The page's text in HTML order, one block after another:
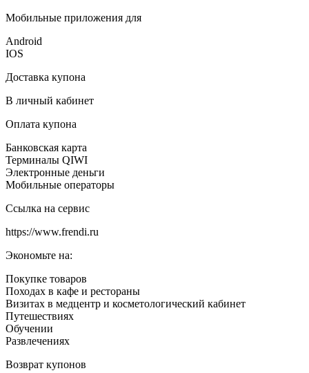
Мобильные приложения для
Android
IOS
Доставка купона
В личный кабинет
Оплата купона
Банковская карта
Терминалы QIWI
Электронные деньги
Мобильные операторы
Ссылка на сервис
https://www.frendi.ru
Экономьте на:
Покупке товаров
Походах в кафе и рестораны
Визитах в медцентр и косметологический кабинет
Путешествиях
Обучении
Развлечениях
Возврат купонов